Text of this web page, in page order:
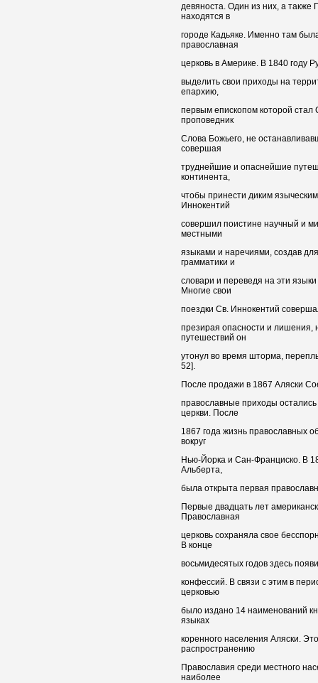
девяноста. Один из них, а также
находятся в
городе Кадьяке. Именно там
православная
церковь в Америке. В 1840 году
выделить свои приходы на
епархию,
первым епископом которой
проповедник
Слова Божьего, не
совершая
труднейшие и опаснейшие
континента,
чтобы принести диким
Иннокентий
совершил поистине научный и
местными
языками и наречиями, создав
грамматики и
словари и переведя на эти
Многие свои
поездки Св. Иннокентий
презирая опасности и лишения,
путешествий он
утонул во время шторма,
52].
После продажи в 1867 Аляски
православные приходы
церкви. После
1867 года жизнь православных
вокруг
Нью-Йорка и Сан-Франциско. В
Альберта,
была открыта первая
Первые двадцать лет
Православная
церковь сохраняла свое
В конце
восьмидесятых годов здесь
конфессий. В связи с этим в
церковью
было издано 14 наименований
языках
коренного населения Аляски.
распространению
Православия среди местного
наиболее